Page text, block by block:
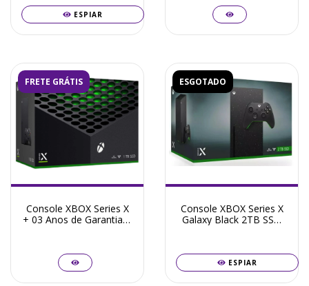
ESPIAR
FRETE GRÁTIS
Console XBOX Series X
+ 03 Anos de Garantia +
ESGOTADO
Console XBOX Series X
Galaxy Black 2TB SSD
Grátis
ESPIAR